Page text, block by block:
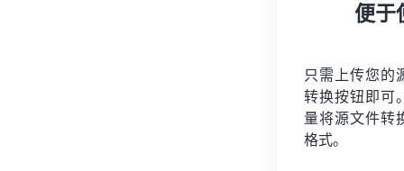
便于
只需上传您的
转换按钮即可
量将源文件转
格式。